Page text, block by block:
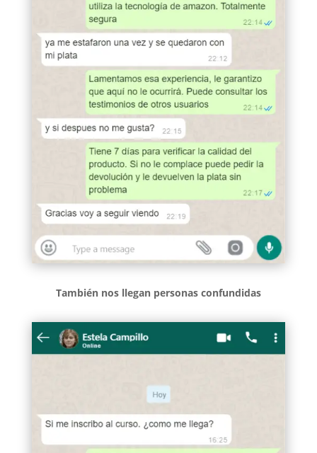
También nos llegan personas confundidas